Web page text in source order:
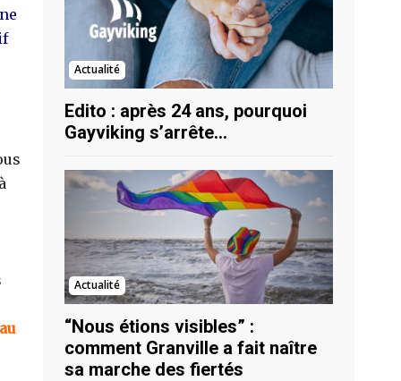
Actualité
Edito : après 24 ans, pourquoi
Gayviking s’arrête…
Actualité
“Nous étions visibles” :
comment Granville a fait naître
sa marche des fiertés